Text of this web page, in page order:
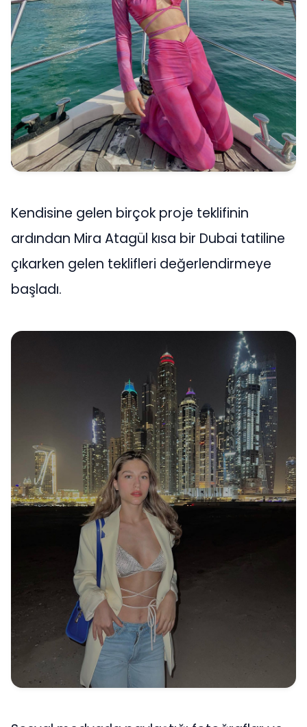
Kendisine gelen birçok proje teklifinin
ardından Mira Atagül kısa bir Dubai tatiline
çıkarken gelen teklifleri değerlendirmeye
başladı.